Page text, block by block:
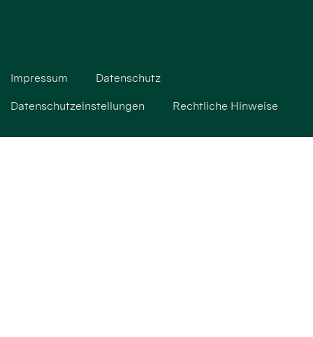
Impressum Datenschutz
Datenschutzeinstellungen Rechtliche Hinweise